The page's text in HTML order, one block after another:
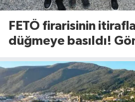
FETÖ firarisinin
düğmeye basıldı!